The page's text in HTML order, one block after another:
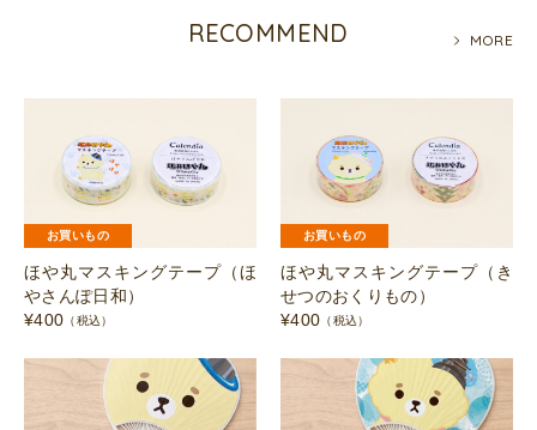
RECOMMEND MORE
お買いもの
ほや丸マスキングテープ（ほ
やさんぽ日和）
¥400 （税込）
お買いもの
ほや丸マスキングテープ（き
せつのおくりもの）
¥400 （税込）